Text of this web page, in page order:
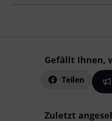
Gefällt Ihnen,
Teilen
Zuletzt